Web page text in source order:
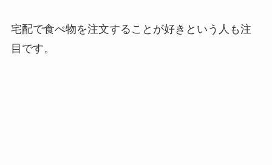
宅配で食べ物を注文することが好きという人も注
目です。